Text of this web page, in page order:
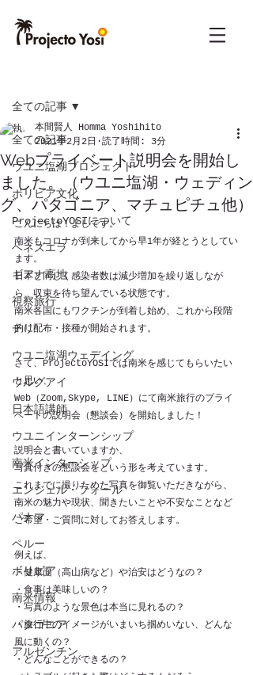
全ての記事
ウユニ塩湖プロジェクト
ボリビア文化
ProjectoYOSIについて
ベネズエラ
ギアナ高地
視察旅行
チリ
ウユニ塩湖ウェデイング
ウルグアイ
日本語講師
ウユニインターンシップ
南米インターシップ
エンジェル・フォール
パナマ
ペルー
ボリビア
南米情報
パタゴニア
アルゼンチン
全ての記事
Webプライベート説明会を開始し
ました。（ウユニ塩湖・ウェディン
グ、パタゴニア、マチュピチュ他）
本間賢人 Homma Yoshihito
2021年2月2日
読了時間: 3分
こんにちは！よしです。
南米もコロナが到来してから早1年が経とうとしてい
ます。
日本と同じく感染者数は減少増加を繰り返しなが
ら、収束を待ち望んでいる状態です。
南米各国にもワクチンが到着し始め、これから段階
的に配布・接種が開始されます。
さて、ProjectoYOSIでは南米を感じてもらいたい
と思い、
Web（Zoom,Skype, LINE）にて南米旅行のプライ
ベートの説明会（懇談会）を開始しました！
説明会と書いていますか、
写真付きの懇談会をという形を考えています。
これまでに撮りためた写真を御覧いただきながら、
南米の魅力や現状、聞きたいことや不安なことなど
ご希望・ご質問に対してお答えします。
例えば、
・健康面（高山病など）や治安はどうなの？
・食事は美味しいの？
・写真のような景色は本当に見れるの？
・旅行中のイメージがいまいち掴めいない、どんな
風に動くの？
・どんなことができるの？